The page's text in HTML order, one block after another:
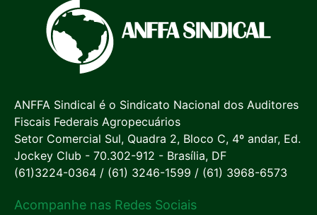
ANFFA Sindical é o Sindicato Nacional dos Auditores
Fiscais Federais Agropecuários
Setor Comercial Sul, Quadra 2, Bloco C, 4º andar, Ed.
Jockey Club - 70.302-912 - Brasília, DF
(61)3224-0364 / (61) 3246-1599 / (61) 3968-6573
Acompanhe nas Redes Sociais